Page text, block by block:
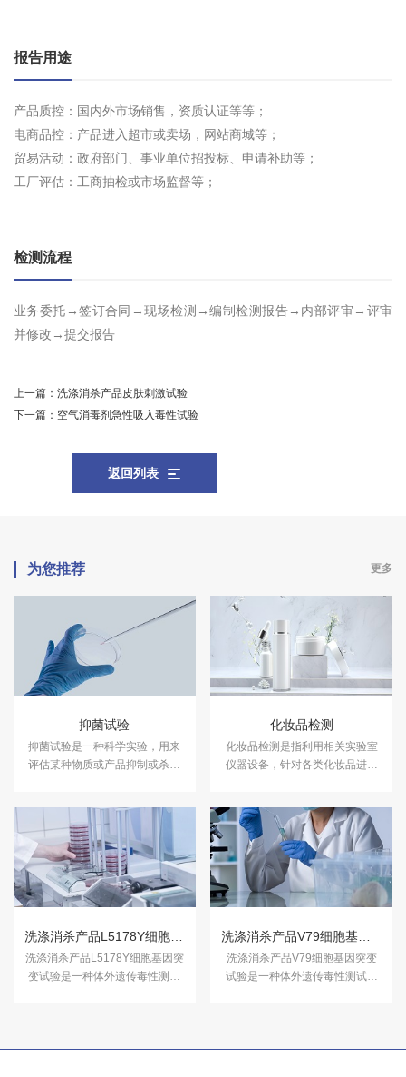
报告用途
产品质控：国内外市场销售，资质认证等等；
电商品控：产品进入超市或卖场，网站商城等；
贸易活动：政府部门、事业单位招投标、申请补助等；
工厂评估：工商抽检或市场监督等；
检测流程
业务委托→签订合同→现场检测→编制检测报告→内部评审→评审
并修改→提交报告
上一篇： 洗涤消杀产品皮肤刺激试验
下一篇： 空气消毒剂急性吸入毒性试验
返回列表
为您推荐 更多
抑菌试验
抑菌试验是一种科学实验，用来
评估某种物质或产品抑制或杀灭
产品抑菌试验服务，具备CMA、
CNAS资质认证.
化妆品检测
化妆品检测是指利用相关实验室
仪器设备，针对各类化妆品进行
量和使用安全，保障消费者健
康。中科检测开展化妆品检测服
务，具备CMA、CNAS资质认
证。
洗涤消杀产品L5178Y细胞基因突
变试验是一种体外遗传毒性测试
洗涤消杀产品V79细胞基因突变
试验是一种体外遗传毒性测试方